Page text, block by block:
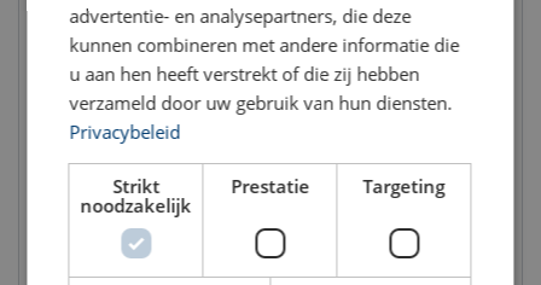
Harnas Petzl Astro BOD fast
Taille cm: 65-80, 70-93, 83-120
Lijnklem - Valbeveiliger
advertentie- en analysepartners, die deze
kunnen combineren met andere informatie die
u aan hen heeft verstrekt of die zij hebben
verzameld door uw gebruik van hun diensten.
Privacybeleid
Strikt
noodzakelijk
Prestatie Targeting